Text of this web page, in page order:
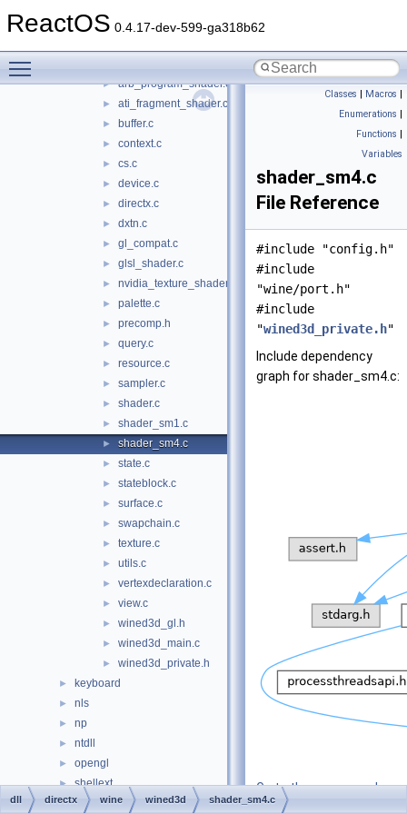
ReactOS 0.4.17-dev-599-ga318b62
► qedit
► arb_program_shader.c
► ati_fragment_shader.c
► buffer.c
► context.c
► cs.c
► device.c
► directx.c
► dxtn.c
► gl_compat.c
► glsl_shader.c
► nvidia_texture_shader.c
► palette.c
► precomp.h
► query.c
► resource.c
► sampler.c
► shader.c
► shader_sm1.c
► shader_sm4.c
► state.c
► stateblock.c
► surface.c
► swapchain.c
► texture.c
► utils.c
► vertexdeclaration.c
► view.c
► wined3d_gl.h
► wined3d_main.c
► wined3d_private.h
► keyboard
► nls
► np
► ntdll
► opengl
► shellext
► win32
Classes | Macros |
Enumerations |
Functions |
Variables
shader_sm4.c
File Reference
#include "config.h"
#include
"wine/port.h"
#include
"wined3d_private.h"
Include dependency
graph for shader_sm4.c:
Go to the source code
of this file.
dll directx wine wined3d shader_sm4.c